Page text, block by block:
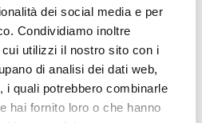
dei social media e per
Condividiamo inoltre
utilizzi il nostro sito con i
di analisi dei dati web,
i quali potrebbero combinarle
hai fornito loro o che hanno